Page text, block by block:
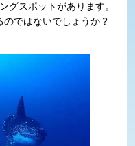
グスポットがあります。
ではないでしょうか？